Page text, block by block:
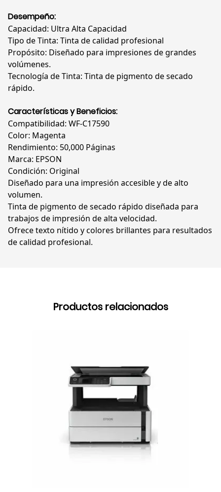
Desempeño:
Capacidad: Ultra Alta Capacidad
Tipo de Tinta: Tinta de calidad profesional
Propósito: Diseñado para impresiones de grandes
volúmenes.
Tecnología de Tinta: Tinta de pigmento de secado
rápido.
Características y Beneficios:
Compatibilidad: WF-C17590
Color: Magenta
Rendimiento: 50,000 Páginas
Marca: EPSON
Condición: Original
Diseñado para una impresión accesible y de alto
volumen.
Tinta de pigmento de secado rápido diseñada para
trabajos de impresión de alta velocidad.
Ofrece texto nítido y colores brillantes para resultados
de calidad profesional.
Productos relacionados